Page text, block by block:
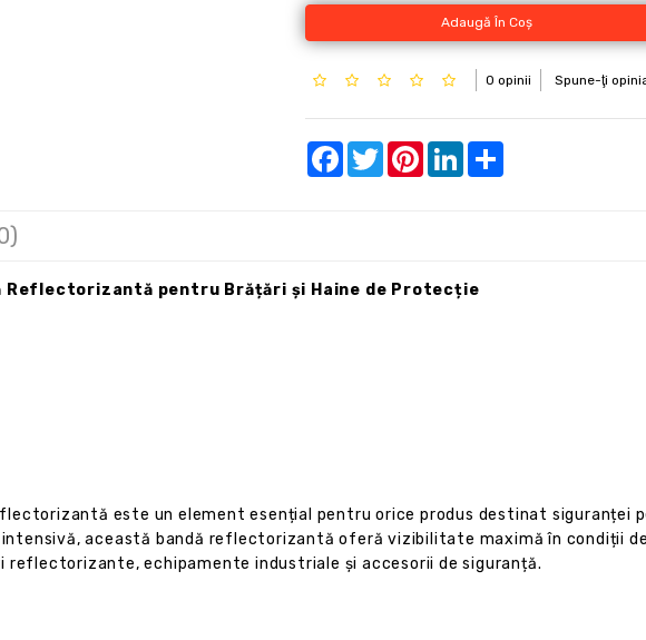
Adaugă În Coş
0 opinii Spune-ţi
Facebook
TwitterPinterestLinkedInShare
Reflectorizantă pentru Brățări și Haine de Protecție
este un element esențial pentru orice produs destinat siguranței
această bandă reflectorizantă oferă vizibilitate maximă în condiții
reflectorizante, echipamente industriale și accesorii de siguranță.